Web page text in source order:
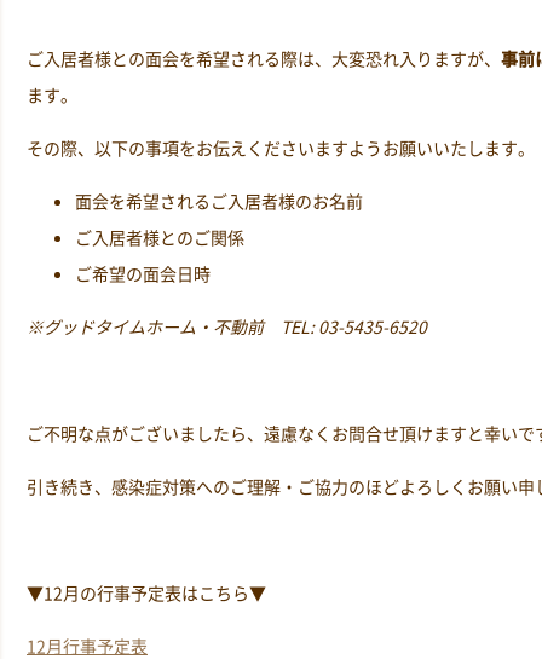
ご入居者様との面会を希望される際は、大変恐れ入りますが、 事前
ます。
その際、以下の事項をお伝えくださいますようお願いいたします。
面会を希望されるご入居者様のお名前
ご入居者様とのご関係
ご希望の面会日時
※グッドタイムホーム・不動前 TEL: 03-5435-6520
ご不明な点がございましたら、遠慮なくお問合せ頂けますと幸いで
引き続き、感染症対策へのご理解・ご協力のほどよろしくお願い申
▼12月の行事予定表はこちら▼
12月行事予定表